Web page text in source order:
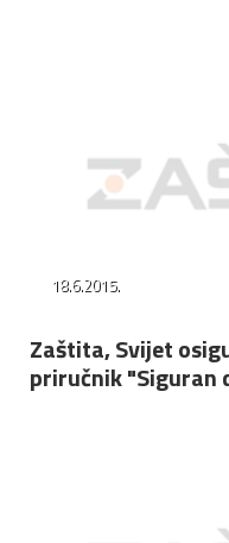
18.6.2015.
Zaštita, Svijet
priručnik "Siguran